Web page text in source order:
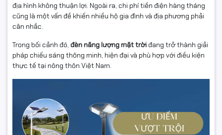
địa hình không thuận lợi. Ngoài ra, chi phí tiền điện hàng tháng
cũng là một vấn đề khiến nhiều hộ gia đình và địa phương phải
cân nhắc.
Trong bối cảnh đó, đèn năng lượng mặt trờiđang trở thành giải
pháp chiếu sáng thông minh, hiện đại và phù hợp với điều kiện
thực tế tại nông thôn Việt Nam.